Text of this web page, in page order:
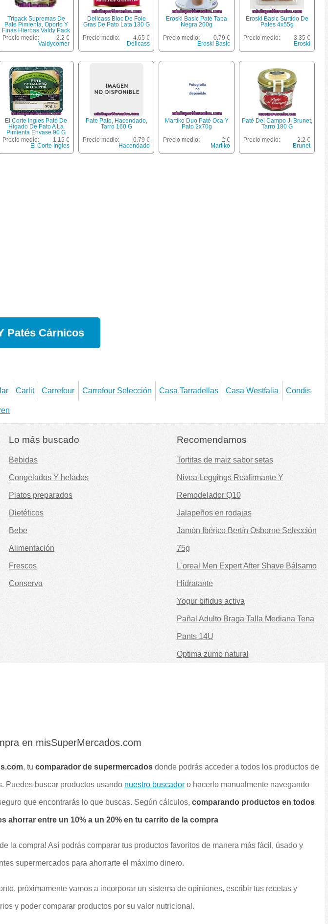
Tripack Supremas De
Paté Pimienta, Oporto Y
Finas Hierbas Valdy Pack
De 3x110 G.
Precio medio:
2.2 €
Valdycomer
Delicass Bloc De Foie
Gras De Pato Lata 130 G
Precio medio:
4.65 €
Delicass
Eroski Basic Paté Tapa
Negra 200g
Precio medio:
0.79 €
Eroski Basic
Eroski Basic Surtido De
Patés 4x55g
Precio medio:
3.35 €
Eroski
El Corte Ingles Paté De
Hígado De Pato A La
Pimienta Envase 90 G
Precio medio:
1.15 €
El Corte Ingles
Pate Pato, Hacendado,
Tarro 160 G
Precio medio:
0.79 €
Hacendado
Martiko Duo Paté Oca Y
Pato 2x70g
Precio medio:
2 €
Martiko
Paté Del Campo J. Brunet,
Tarro 180 G
Precio medio:
2.2 €
Brunet
Patés Cárnicos
Carlit Carrefour Carrefour Selección Casa Tarradellas Casa Westfalia Condis
Lo más buscado
Bebidas
Congelados Y helados
Platos preparados
Dietéticos
Bebe
Alimentación
Frescos
Conserva
Recomendamos
Tortitas de maiz sabor setas
Nivea Leggings Reafirmante Y
Remodelador Q10
Jalapeños en rodajas
Jamón Ibérico Bertín Osborne Selección
75g
L'oreal Men Expert After Shave Bálsamo
Hidratante
Yogur bifidus activa
Pañal Adulto Braga Talla Mediana Tena
Pants 14U
Optima zumo natural
en misSuperMercados.com
, tu comparador de supermercadosdonde podrás acceder a todos los productos de
Puedes buscar productos usando nuestro buscadoro hacerlo manualmente navegando
que encontrarás lo que buscas. Según cálculos, comparando productos en todos
ahorrar entre un 10% a un 20% en tu carrito de la compra
la compra! Así podrás comparar tus productos favoritos de manera más fácil, úsado y
supermercados para ahorrarte el máximo dinero.
próximamente vamos a incorporar un sistema de opiniones, escribir tus recetas y
y poder comparar productos por su valor nutricional.